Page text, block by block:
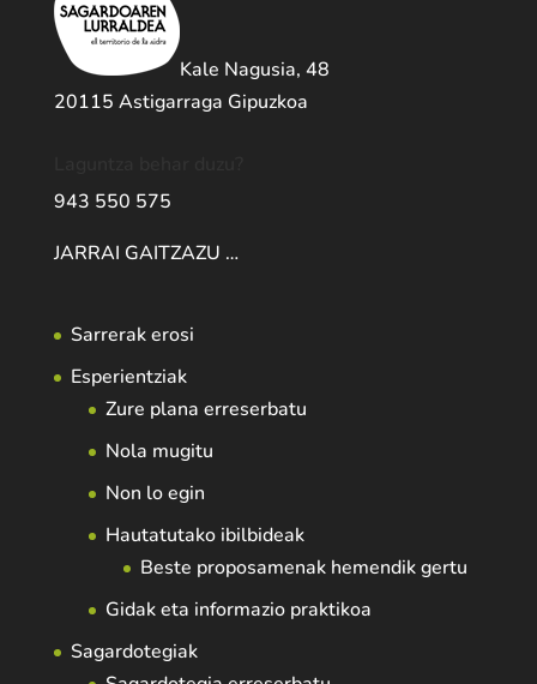
Kale Nagusia, 48
20115 Astigarraga Gipuzkoa
943 550 575
JARRAI GAITZAZU …
Sarrerak erosi
Esperientziak
Zure plana erreserbatu
Nola mugitu
Non lo egin
Hautatutako ibilbideak
Beste proposamenak hemendik gertu
Gidak eta informazio praktikoa
Sagardotegiak